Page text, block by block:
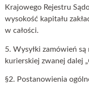
Krajowego Rejestru
wysokość kapitału
w całości.
5. Wysyłki zamówień
kurierskiej zwanej dalej
§2. Postanowienia